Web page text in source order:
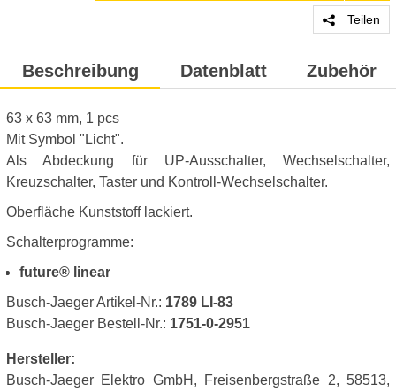
Teilen
Beschreibung Datenblatt Zubehör
63 x 63 mm, 1 pcs
Mit Symbol "Licht".
Als Abdeckung für UP-Ausschalter, Wechselschalter,
Kreuzschalter, Taster und Kontroll-Wechselschalter.
Oberfläche Kunststoff lackiert.
Schalterprogramme:
future® linear
Busch-Jaeger Artikel-Nr.: 1789 LI-83
Busch-Jaeger Bestell-Nr.: 1751-0-2951
Hersteller:
Busch-Jaeger Elektro GmbH, Freisenbergstraße 2, 58513,